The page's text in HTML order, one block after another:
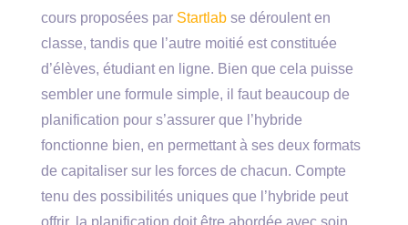
cours proposées par Startlab se déroulent en
classe, tandis que l’autre moitié est constituée
d’élèves, étudiant en ligne. Bien que cela puisse
sembler une formule simple, il faut beaucoup de
planification pour s’assurer que l’hybride
fonctionne bien, en permettant à ses deux formats
de capitaliser sur les forces de chacun. Compte
tenu des possibilités uniques que l’hybride peut
offrir, la planification doit être abordée avec soin.